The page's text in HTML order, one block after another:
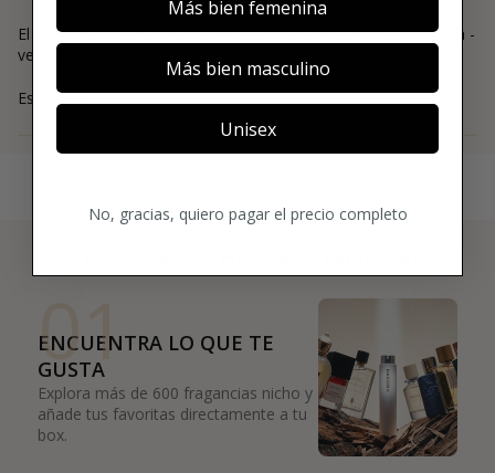
El perfume huele a verano, Perfecto para esta época ( primera -
verano). Huele muy bien y dura bastante el olor.
Estefanía
01
ENCUENTRA LO QUE TE
GUSTA
Explora más de 600 fragancias nicho y
añade tus favoritas directamente a tu
box.
Más bien femenina
Más bien masculino
Unisex
No, gracias, quiero pagar el precio completo